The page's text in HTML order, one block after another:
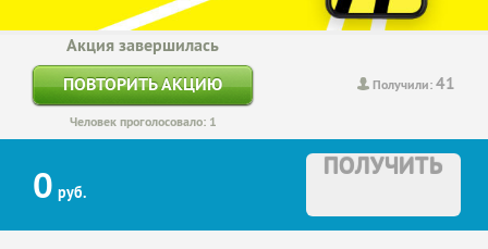
Получили:41
Акция завершилась
ПОВТОРИТЬ АКЦИЮ
Человек проголосовало: 1
0 руб.
ПОЛУЧИТЬ